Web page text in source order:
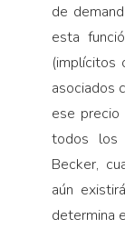
de
esta
(implícitos
asociados
ese
todos los
Becker,
aún
determina